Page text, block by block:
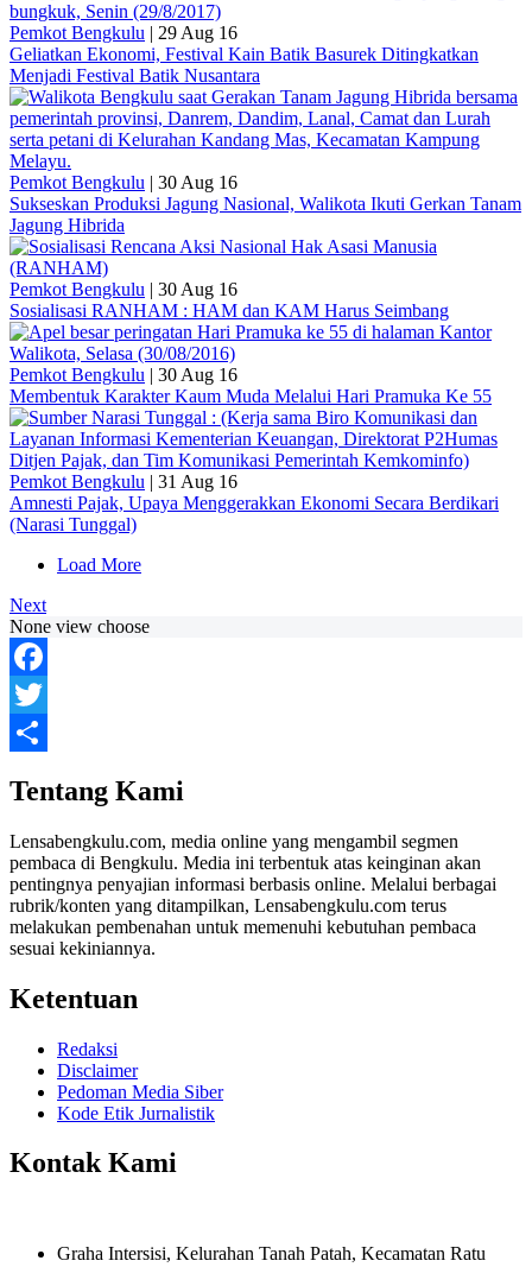
Pemkot Bengkulu | 29 Aug 16
Geliatkan Ekonomi, Festival Kain Batik Basurek Ditingkatkan
Menjadi Festival Batik Nusantara
Pemkot Bengkulu | 30 Aug 16
Sukseskan Produksi Jagung Nasional, Walikota Ikuti Gerkan Tanam
Jagung Hibrida
Pemkot Bengkulu | 30 Aug 16
Sosialisasi RANHAM : HAM dan KAM Harus Seimbang
Pemkot Bengkulu | 30 Aug 16
Membentuk Karakter Kaum Muda Melalui Hari Pramuka Ke 55
Pemkot Bengkulu | 31 Aug 16
Amnesti Pajak, Upaya Menggerakkan Ekonomi Secara Berdikari
(Narasi Tunggal)
Load More
Next
None view choose
Facebook
Twitter
Tentang Kami
Lensabengkulu.com, media online yang mengambil segmen
pembaca di Bengkulu. Media ini terbentuk atas keinginan akan
pentingnya penyajian informasi berbasis online. Melalui berbagai
rubrik/konten yang ditampilkan, Lensabengkulu.com terus
melakukan pembenahan untuk memenuhi kebutuhan pembaca
sesuai kekiniannya.
Ketentuan
Redaksi
Disclaimer
Pedoman Media Siber
Kode Etik Jurnalistik
Kontak Kami
Graha Intersisi, Kelurahan Tanah Patah, Kecamatan Ratu